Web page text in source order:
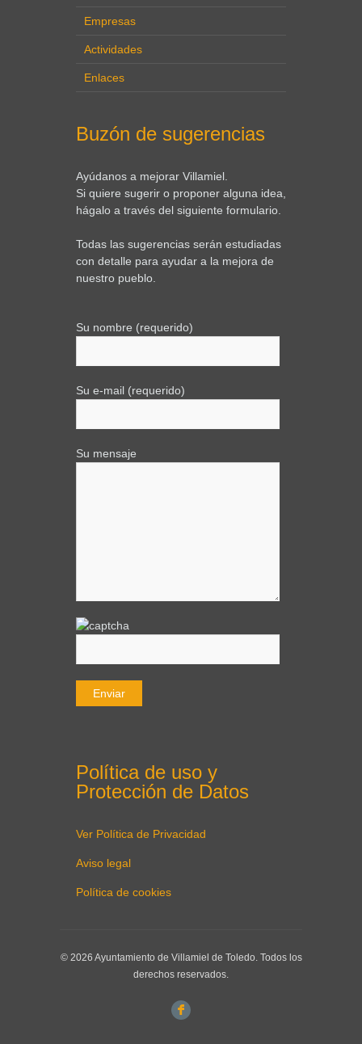
Empresas
Actividades
Enlaces
Buzón de sugerencias
Ayúdanos a mejorar Villamiel.
Si quiere sugerir o proponer alguna idea,
hágalo a través del siguiente formulario.
Todas las sugerencias serán estudiadas
con detalle para ayudar a la mejora de
nuestro pueblo.
Su nombre (requerido)
Su e-mail (requerido)
Su mensaje
Política de uso y
Protección de Datos
Ver Política de Privacidad
Aviso legal
Política de cookies
© 2026 Ayuntamiento de Villamiel de Toledo. Todos los
derechos reservados.
F